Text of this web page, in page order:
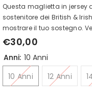
Questa maglietta in jersey
sostenitore dei British &
mostrare il tuo sostegno.
€30,00
Anni: 10 Anni
10 Anni
12 Anni